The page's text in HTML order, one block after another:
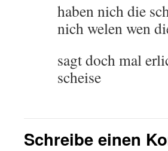
haben nich die
nich welen wen
sagt doch mal
scheise
Schreibe einen